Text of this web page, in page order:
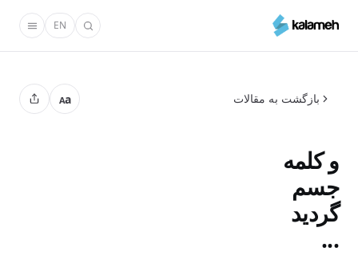
محتوای
EN
بازگشت به مقالات Aa
و کلمه
جسم
گردید
...